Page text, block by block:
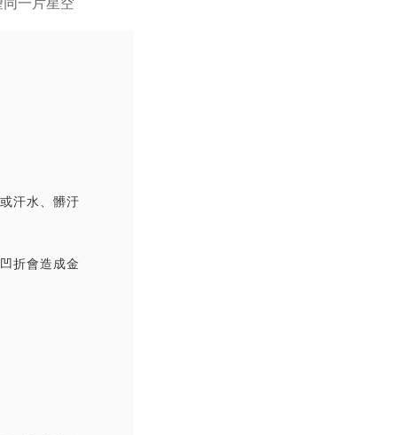
汗水、髒汙
折會造成金